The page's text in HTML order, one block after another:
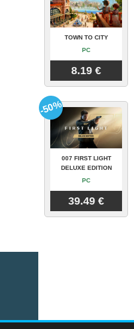
TOWN TO CITY
PC
8.19 €
007 FIRST LIGHT
DELUXE EDITION
PC
39.49 €
-50%